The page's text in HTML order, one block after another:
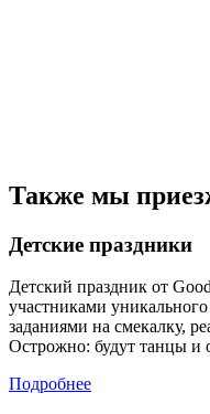
Также мы
Детские праздники
Детский праздник от
участниками
заданиями на смекалку,
Острожно: будут танцы и
Подробнее